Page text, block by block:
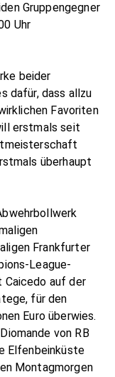
Gruppengegner
Uhr
beider
dafür, dass allzu
Favoriten
erstmals seit
überhaupt
Frankfurter
League-
Caicedo auf der
für den
Euro überwies.
von RB
Elfenbeinküste
Montagmorgen